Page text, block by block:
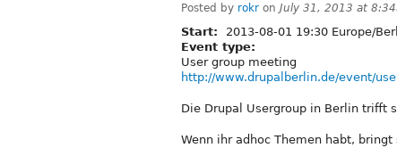
Posted by rokr on July 31, 2013 at
Start:
2013-08-01 19:30 Europe/
Event type:
User group meeting
http://www.drupalberlin.de/event/
Die Drupal Usergroup in Berlin trifft
Wenn ihr adhoc Themen habt,